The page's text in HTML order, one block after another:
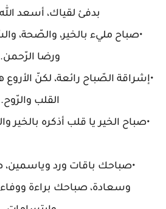
بدفئ لقياك، أسعد
•صباح مليء بالخير، والصّحة،
ورضا الرّحمن.
•إشراقة الصّباح رائعة، لكنّ
القلب والرّوح.
•صباح الخير يا قلب أذكره
•صباحك باقات ورد وياسمين،
وسعادة، صباحك براءة